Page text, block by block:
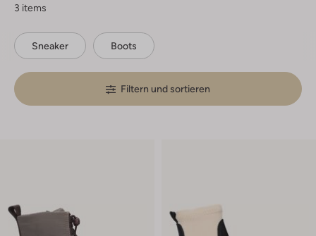
3 items
Sneaker Boots
Filtern und sortieren